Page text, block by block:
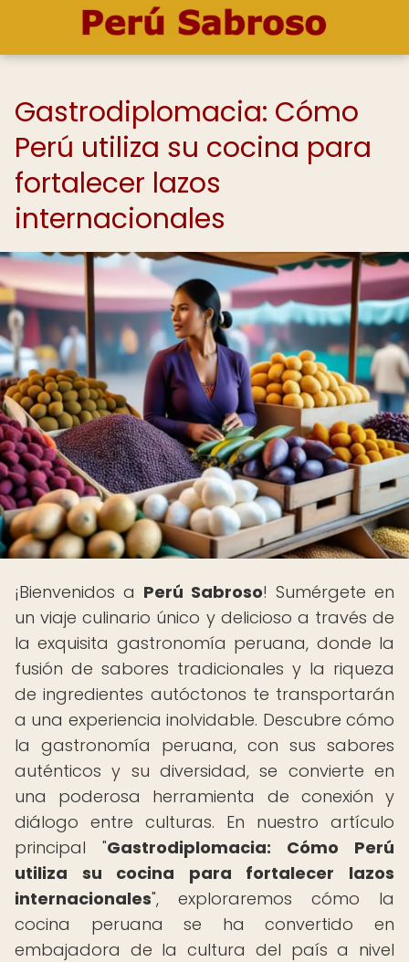
Gastrodiplomacia: Cómo
Perú utiliza su cocina para
fortalecer lazos
internacionales
¡Bienvenidos a Perú Sabroso! Sumérgete en
un viaje culinario único y delicioso a través de
la exquisita gastronomía peruana, donde la
fusión de sabores tradicionales y la riqueza
de ingredientes autóctonos te transportarán
a una experiencia inolvidable. Descubre cómo
la gastronomía peruana, con sus sabores
auténticos y su diversidad, se convierte en
una poderosa herramienta de conexión y
diálogo entre culturas. En nuestro artículo
principal "Gastrodiplomacia: Cómo Perú
utiliza su cocina para fortalecer lazos
internacionales", exploraremos cómo la
cocina peruana se ha convertido en
embajadora de la cultura del país a nivel